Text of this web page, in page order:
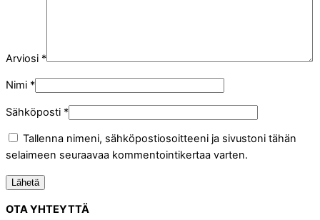
Arviosi *
Nimi *
Sähköposti *
Tallenna nimeni, sähköpostiosoitteeni ja sivustoni tähän
selaimeen seuraavaa kommentointikertaa varten.
OTA YHTEYTTÄ